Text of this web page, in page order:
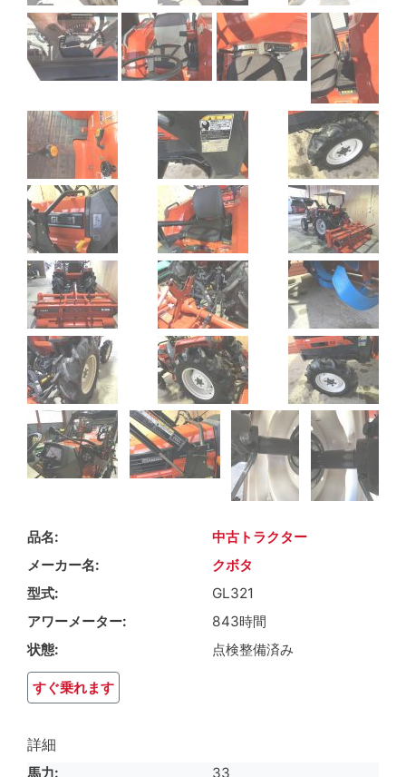
品名
中古トラクター
メーカー名
クボタ
型式
GL321
アワーメーター
843時間
状態
点検整備済み
すぐ乗れます
詳細
馬力
33